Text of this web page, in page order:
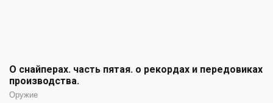
О снайперах. часть пятая. о рекордах и передовиках
производства.
Оружие